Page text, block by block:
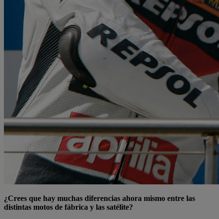
¿Crees que hay muchas diferencias ahora mismo entre las
distintas motos de fábrica y las satélite?